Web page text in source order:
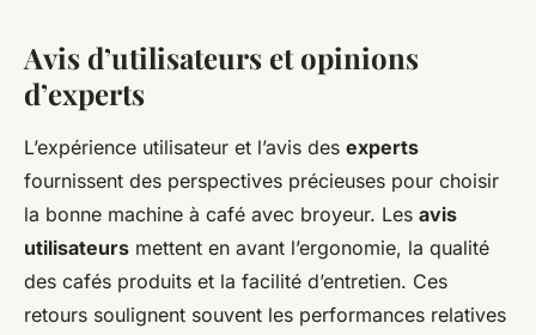
Avis d’utilisateurs et opinions
d’experts
L’expérience utilisateur et l’avis des experts
fournissent des perspectives précieuses pour choisir
la bonne machine à café avec broyeur. Les avis
utilisateurs mettent en avant l’ergonomie, la qualité
des cafés produits et la facilité d’entretien. Ces
retours soulignent souvent les performances relatives